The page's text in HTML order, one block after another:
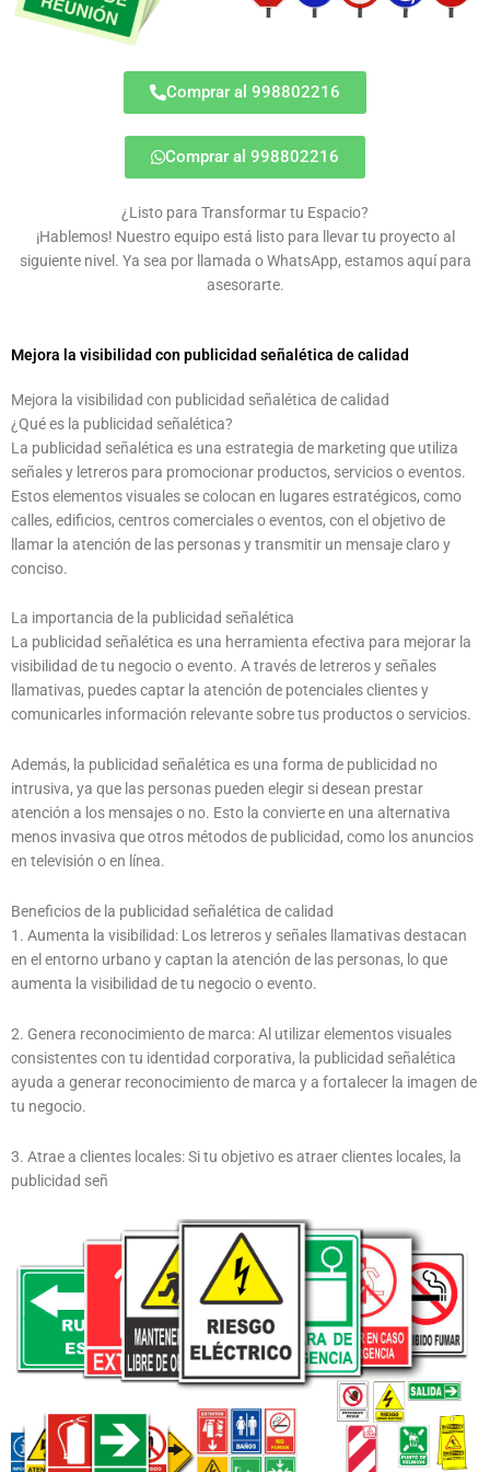
Comprar al 998802216
Comprar al 998802216
¿Listo para Transformar tu Espacio?
¡Hablemos! Nuestro equipo está listo para llevar tu proyecto al
siguiente nivel. Ya sea por llamada o WhatsApp, estamos aquí para
asesorarte.
Mejora la visibilidad con publicidad señalética de calidad
Mejora la visibilidad con publicidad señalética de calidad
¿Qué es la publicidad señalética?
La publicidad señalética es una estrategia de marketing que utiliza
señales y letreros para promocionar productos, servicios o eventos.
Estos elementos visuales se colocan en lugares estratégicos, como
calles, edificios, centros comerciales o eventos, con el objetivo de
llamar la atención de las personas y transmitir un mensaje claro y
conciso.
La importancia de la publicidad señalética
La publicidad señalética es una herramienta efectiva para mejorar la
visibilidad de tu negocio o evento. A través de letreros y señales
llamativas, puedes captar la atención de potenciales clientes y
comunicarles información relevante sobre tus productos o servicios.
Además, la publicidad señalética es una forma de publicidad no
intrusiva, ya que las personas pueden elegir si desean prestar
atención a los mensajes o no. Esto la convierte en una alternativa
menos invasiva que otros métodos de publicidad, como los anuncios
en televisión o en línea.
Beneficios de la publicidad señalética de calidad
1. Aumenta la visibilidad: Los letreros y señales llamativas destacan
en el entorno urbano y captan la atención de las personas, lo que
aumenta la visibilidad de tu negocio o evento.
2. Genera reconocimiento de marca: Al utilizar elementos visuales
consistentes con tu identidad corporativa, la publicidad señalética
ayuda a generar reconocimiento de marca y a fortalecer la imagen de
tu negocio.
3. Atrae a clientes locales: Si tu objetivo es atraer clientes locales, la
publicidad señ